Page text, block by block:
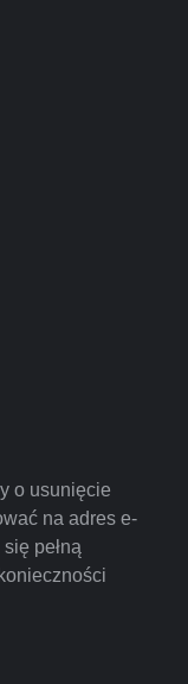
o usunięcie
na adres e-
pełną